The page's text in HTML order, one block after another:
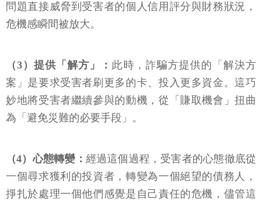
問題直接威脅到受害者的個人信用評分與財務狀況，
危機感瞬間被放大。
（3）提供「解方」： 此時，詐騙方提供的「解決方
案」是要求受害者刷更多的卡、投入更多資金。這巧
妙地將受害者繼續參與的動機，從「賺取機會」扭曲
為「避免災難的必要手段」。
（4）心態轉變： 經過這個過程，受害者的心態徹底從
一個尋求獲利的投資者，轉變為一個絕望的債務人，
掙扎於處理一個他們感覺是自己責任的危機，儘管這